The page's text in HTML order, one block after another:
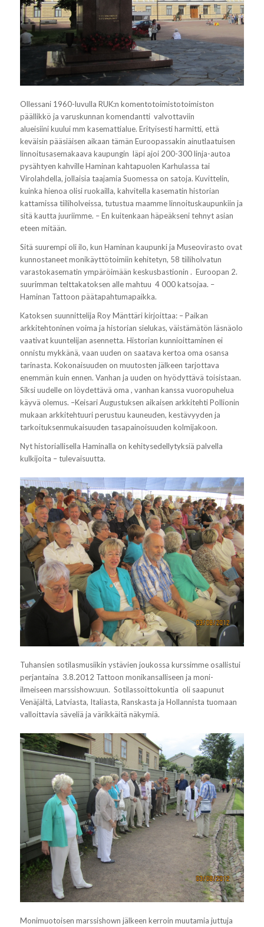
Ollessani 1960-luvulla RUK:n komentotoimistotoimiston
päällikkö ja varuskunnan komendantti valvottaviin
alueisiinikuului mm kasemattialue. Erityisesti harmitti, että
keväisin pääsiäisen aikaan tämän Euroopassakin ainutlaatuisen
linnoitusasemakaava kaupungin läpi ajoi 200-300 linja-autoa
pysähtyen kahville Haminan kahtapuolen Karhulassa tai
Virolahdella, jollaisia taajamia Suomessa on satoja. Kuvittelin,
kuinka hienoa olisi ruokailla, kahvitella kasematin historian
kattamissa tiiliholveissa, tutustua maamme linnoituskaupunkiin ja
sitä kautta juuriimme. – En kuitenkaan häpeäkseni tehnyt asian
eteen mitään.
Sitä suurempi oli ilo, kun Haminan kaupunki ja Museovirasto ovat
kunnostaneet monikäyttötoimiin kehitetyn, 58 tiiliholvatun
varastokasematin ympäröimään keskusbastionin . Euroopan 2.
suurimman telttakatoksen alle mahtuu 4 000 katsojaa. –
Haminan Tattoon päätapahtumapaikka.
Katoksen suunnittelija Roy Mänttäri kirjoittaa: – Paikan
arkkitehtoninen voima ja historian sielukas, väistämätön läsnäolo
vaativat kuuntelijan asennetta. Historian kunnioittaminen ei
onnistu mykkänä, vaan uuden on saatava kertoa oma osansa
tarinasta. Kokonaisuuden on muutosten jälkeen tarjottava
enemmän kuin ennen. Vanhan ja uuden on hyödyttävä toisistaan.
Siksi uudelle on löydettävä oma , vanhan kanssa vuoropuhelua
käyvä olemus. –Keisari Augustuksen aikaisen arkkitehti Pollionin
mukaan arkkitehtuuri perustuu kauneuden, kestävyyden ja
tarkoituksenmukaisuuden tasapainoisuuden kolmijakoon.
Nyt historiallisella Haminalla on kehitysedellytyksiä palvella
kulkijoita – tulevaisuutta.
Tuhansien sotilasmusiikin ystävien joukossa kurssimme osallistui
perjantaina 3.8.2012 Tattoon monikansalliseen ja moni-
ilmeiseen marssishow:uun. Sotilassoittokuntia oli saapunut
Venäjältä, Latviasta, Italiasta, Ranskasta ja Hollannista tuomaan
valloittavia säveliä ja värikkäitä näkymiä.
Monimuotoisen marssishown jälkeen kerroin muutamia juttuja